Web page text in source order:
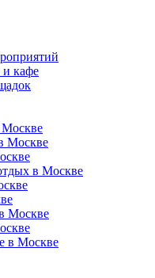
и кафе
Москве
Москве
в Москве
Москве
в Москве